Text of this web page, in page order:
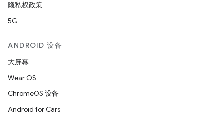
隐私权政策
5G
ANDROID 设备
大屏幕
Wear OS
ChromeOS 设备
Android for Cars